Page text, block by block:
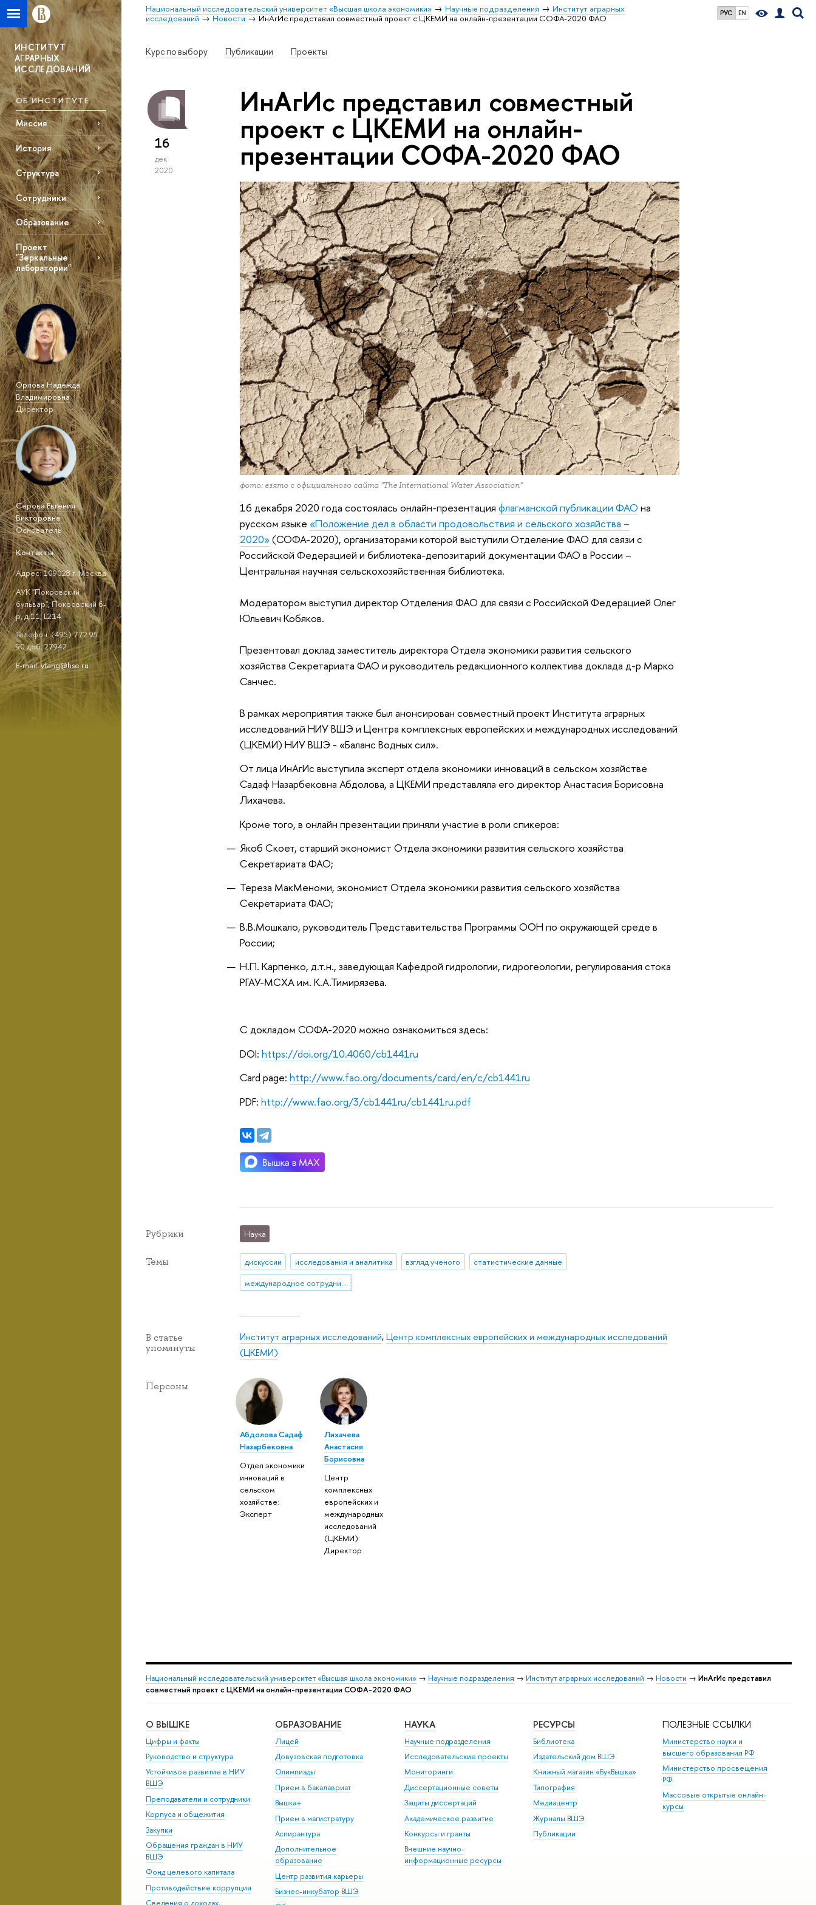
РУС EN
Национальный исследовательский университет «Высшая школа экономики» Научные подразделения
Институт аграрных
исследований
Новости ИнАгИс представил совместный проект с ЦКЕМИ на онлайн-презентации СОФА-2020 ФАО
ИНСТИТУТ
АГРАРНЫХ
ИССЛЕДОВАНИЙ
ОБ ИНСТИТУТЕ
Миссия
История
Структура
Сотрудники
Образование
Проект
"Зеркальные
лаборатории"
Орлова Надежда
Владимировна
Директор
Серова Евгения
Викторовна
Основатель
Контакты
Адрес: 109028 г. Москва
АУК "Покровский
бульвар", Покровский б-
р, д.11, L214
Телефон: (495) 772 95
90 доб. 27942
E-mail:vtang@hse.ru
Курс по выбору Публикации Проекты
16
дек
2020
ИнАгИс представил совместный
проект с ЦКЕМИ на онлайн-
презентации СОФА-2020 ФАО
фото: взято с официального сайта "The International Water Association"
16 декабря 2020 года состоялась онлайн-презентацияфлагманской публикации ФАО на
русском языке «Положение дел в области продовольствия и сельского хозяйства –
2020»(СОФА-2020), организаторами которой выступили Отделение ФАО для связи с
Российской Федерацией и библиотека-депозитарий документации ФАО в России –
Центральная научная сельскохозяйственная библиотека.
Модератором выступил директор Отделения ФАО для связи с Российской Федерацией Олег
Юльевич Кобяков.
Презентовал доклад заместитель директора Отдела экономики развития сельского
хозяйства Секретариата ФАО и руководитель редакционного коллектива доклада д-р Марко
Санчес.
В рамках мероприятия также был анонсирован совместный проект Института аграрных
исследований НИУ ВШЭ и Центра комплексных европейских и международных исследований
(ЦКЕМИ) НИУ ВШЭ - «Баланс Водных сил».
От лица ИнАгИс выступила эксперт отдела экономики инноваций в сельском хозяйстве
Садаф Назарбековна Абдолова, а ЦКЕМИ представляла его директор Анастасия Борисовна
Лихачева.
Кроме того, в онлайн презентации приняли участие в роли спикеров:
Якоб Скоет, старший экономист Отдела экономики развития сельского хозяйства
Секретариата ФАО;
Тереза МакМеноми, экономист Отдела экономики развития сельского хозяйства
Секретариата ФАО;
В.В.Мошкало, руководитель Представительства Программы ООН по окружающей среде в
России;
Н.П. Карпенко, д.т.н., заведующая Кафедрой гидрологии, гидрогеологии, регулирования стока
РГАУ-МСХА им. К.А.Тимирязева.
C докладом СОФА-2020 можно ознакомиться здесь:
DOI:https://doi.org/10.4060/cb1441ru
Card page:http://www.fao.org/documents/card/en/c/cb1441ru
PDF:http://www.fao.org/3/cb1441ru/cb1441ru.pdf
Рубрики Наука
Темы дискуссии исследования и аналитика взгляд ученого
статистические данные
В статье
упомянуты
Институт аграрных исследований,Центр комплексных европейских и международных исследований
(ЦКЕМИ)
Персоны
Абдолова Садаф
Назарбековна
Отдел экономики
инноваций в
сельском
хозяйстве:
Эксперт
Лихачева
Анастасия
Борисовна
Центр
комплексных
европейских и
международных
исследований
(ЦКЕМИ):
Директор
Национальный исследовательский университет «Высшая школа экономики» → Научные подразделения → Институт аграрных исследований → Новости → ИнАгИс представил
совместный проект с ЦКЕМИ на онлайн-презентации СОФА-2020 ФАО
О ВЫШКЕ
Цифры и факты
Руководство и структура
Устойчивое развитие в НИУ
ВШЭ
Преподаватели и сотрудники
Корпуса и общежития
Закупки
Обращения граждан в НИУ
ВШЭ
Фонд целевого капитала
Противодействие коррупции
ОБРАЗОВАНИЕ
Лицей
Довузовская подготовка
Олимпиады
Прием в бакалавриат
Вышка+
Прием в магистратуру
Аспирантура
Дополнительное
образование
Центр развития карьеры
Бизнес-инкубатор ВШЭ
НАУКА
Научные подразделения
Исследовательские проекты
Мониторинги
Диссертационные советы
Защиты диссертаций
Академическое развитие
Конкурсы и гранты
Внешние научно-
информационные ресурсы
РЕСУРСЫ
Библиотека
Издательский дом ВШЭ
Книжный магазин «БукВышка»
Типография
Медиацентр
Журналы ВШЭ
Публикации
ПОЛЕЗНЫЕ ССЫЛКИ
Министерство науки и
высшего образования РФ
Министерство просвещения
РФ
Массовые открытые онлайн-
курсы